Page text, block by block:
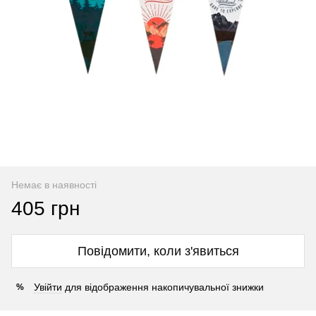
Немає в наявності
405 грн
Повідомити, коли з'явиться
% Увійти для відображення накопичувальної знижки